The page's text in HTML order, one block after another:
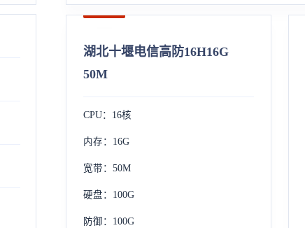
湖北十堰电信高防16H16G
50M
CPU：16核
内存：16G
宽带：50M
硬盘：100G
防御：100G